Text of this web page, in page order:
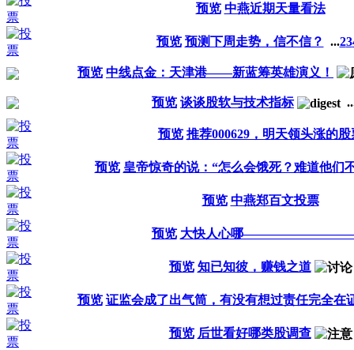
预览 中燕近期天量看法
预览 预测下周走势，信不信？ ...23
预览 中线点金：天津港——新蓝筹英雄演义！
预览 谈谈股软与技术指标
预览 推荐000629，明天领头涨的股
预览 皇帝惊奇的说：“怎么会饿死？难道他们
预览 中燕郑百文投票
预览 大快人心哪
预览 知已知彼，赚钱之道
预览 证监会成了出气筒，有没有想过责任完全在
预览 后世看好哪类股调查